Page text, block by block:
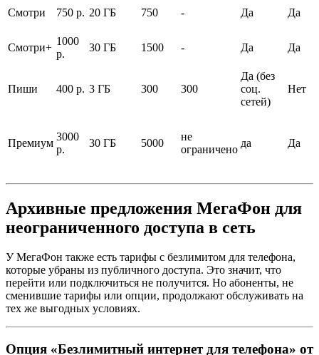
Смотри 750 р. 20 ГБ 750 - Да Да
Смотри+
1000
р.
30 ГБ 1500 - Да Да
Пиши 400 р. 3 ГБ 300 300
Да (без
соц.
сетей)
Нет
Премиум
3000
р.
30 ГБ 5000
не
ограничено
да Да
Архивные предложения МегаФон для
неограниченного доступа в сеть
У МегаФон также есть тарифы с безлимитом для телефона,
которые убраны из публичного доступа. Это значит, что
перейти или подключиться не получится. Но абоненты, не
сменившие тарифы или опции, продолжают обслуживать на
тех же выгодных условиях.
Опция «Безлимитный интернет для телефона» от